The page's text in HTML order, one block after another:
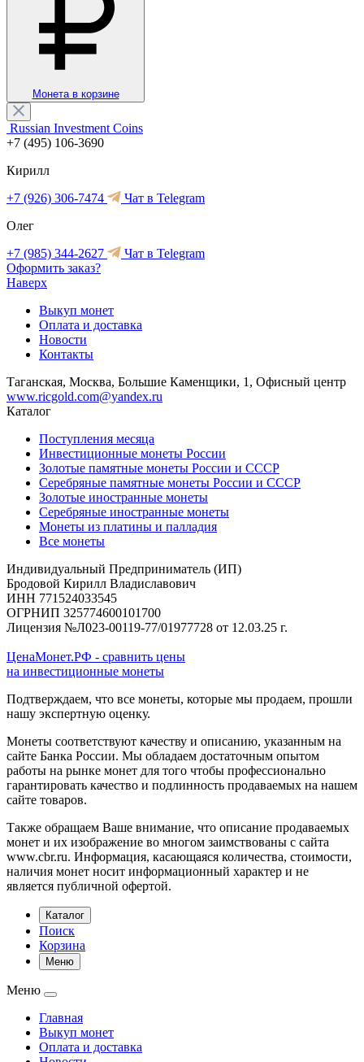
Монета в корзине
Russian Investment Coins
+7 (495) 106-3690
Кирилл
+7 (926) 306-7474
Чат в Telegram
Олег
+7 (985) 344-2627
Чат в Telegram
Оформить заказ?
Наверх
Выкуп монет
Оплата и доставка
Новости
Контакты
Таганская, Москва, Большие Каменщики, 1, Офисный центр
www.ricgold.com@yandex.ru
Каталог
Поступления месяца
Инвестиционные монеты России
Золотые памятные монеты России и СССР
Серебряные памятные монеты России и СССР
Золотые иностранные монеты
Серебряные иностранные монеты
Монеты из платины и палладия
Все монеты
Индивидуальный Предприниматель (ИП)
Бродовой Кирилл Владиславович
ИНН 771524033545
ОГРНИП 325774600101700
Лицензия №Л023-00119-77/01977728 от 12.03.25 г.
ЦенаМонет.РФ - сравнить цены
на инвестиционные монеты
Подтверждаем, что все монеты, которые мы продаем, прошли
нашу экспертную оценку.
Монеты соответствуют качеству и описанию, указанным на
сайте Банка России. Мы обладаем достаточным опытом
работы на рынке монет для того чтобы профессионально
гарантировать качество и подлинность продаваемых на нашем
сайте товаров.
Также обращаем Ваше внимание, что описание продаваемых
монет и их изображение во многом заимствованы с сайта
www.cbr.ru. Информация, касающаяся количества, стоимости,
наличия монет носит информационный характер и не
является публичной офертой.
Каталог
Поиск
Корзина
Меню
Меню
Главная
Выкуп монет
Оплата и доставка